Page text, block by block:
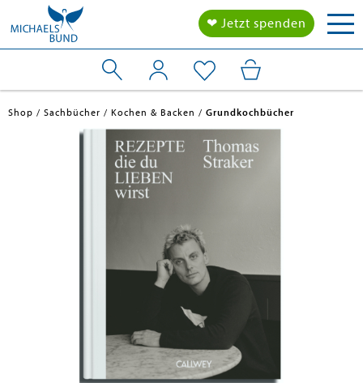
❤ Jetzt spenden
Shop Sachbücher Kochen & Backen Grundkochbücher